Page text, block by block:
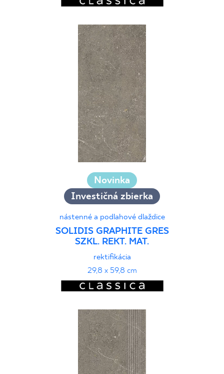
Novinka
Investičná zbierka
nástenné a podlahové dlaždice
SOLIDIS GRAPHITE GRES
SZKL. REKT. MAT.
rektifikácia
29,8 x 59,8 cm